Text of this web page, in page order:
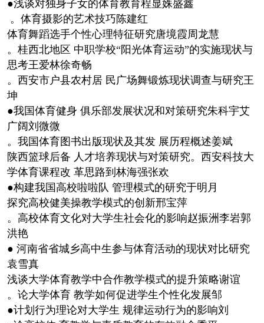
●浅谈对独身子女的体育教育程显姝盛鑫
。体育摄影的艺术技巧陈建红
体育舞蹈选手个性心理特征研究唐境霞周龙慧
。桂西北地区 中职学校“阳光体育运动”的实施现状与
思考王爱林徐奇畅
。西安市户县农村居 民广场舞锻炼现状调查与研究王
坤
●我国体育健身 俱乐部发展状况和对策研究朱科宇艾
广阔刘微微
。我国体育图书出版现状及其发 展历程概述姜斌
陕西篮球后备 人才培养现状与对策研究。西安科技大
学体育课程改 革思路到林海强张欢
●构建我国高校啦啦队 管理模式的研究于明月
探究高校健美操教学模式的创新邢宝萍
。高校体育文化对大学生社会化的影响赵振洲李岩郭
洪艳
● 河南省省城乡高中生参与体育活动的现状对比研究
袁雪真
浅谈大学体育教学中合作教学模式的提升策略谢谊
。论大学体育 教学如何促进学生个性化发展邹
●计划行为理论对大学生 规律运动行为的影响刘